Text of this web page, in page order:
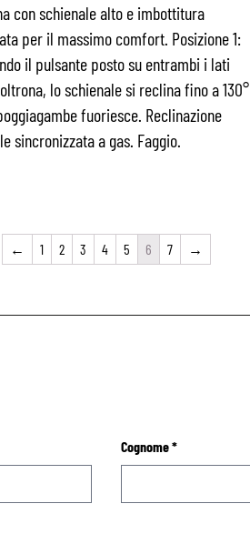
con schienale alto e imbottitura
per il massimo comfort. Posizione 1:
il pulsante posto su entrambi i lati
lo schienale si reclina fino a 130°
fuoriesce. Reclinazione
sincronizzata a gas. Faggio.
← 1 2 3 4 5 6 7 →
Cognome*